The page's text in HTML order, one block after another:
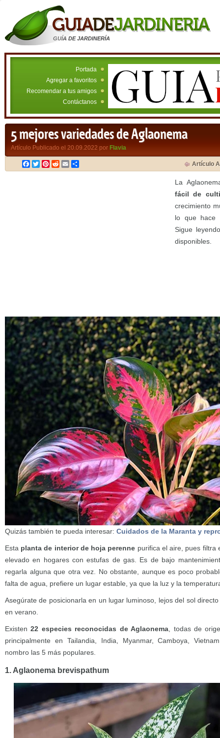
GUÍA DE JARDINERÍA
Portada
Agregar a favoritos
Recomendar a tus amigos
Contáctanos
5 mejores variedades de Aglaonema
Artículo Publicado el 20.09.2022 por Flavia
Facebook
TwitterPinterest
RedditEmail Artículo
La
fácil de
crecimiento
lo que hace
Sigue
disponibles.
Quizás también te pueda interesar: Cuidados de la Maranta y
Esta planta de interior de hoja perenne purifica el aire, pues filtra
elevado en hogares con estufas de gas. Es de bajo
regarla alguna que otra vez. No obstante, aunque es poco
falta de agua, prefiere un lugar estable, ya que la luz y la
Asegúrate de posicionarla en un lugar luminoso, lejos del sol
en verano.
Existen22 especies reconocidas de Aglaonema , todas de
principalmente en Tailandia, India, Myanmar, Camboya,
nombro las 5 más populares.
1. Aglaonema brevispathum